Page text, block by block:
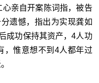
亲自开案陈词指，被告
遗憾，指出为实现龚如
成功保持其资产，4人功
，惟意想不到4人都年过